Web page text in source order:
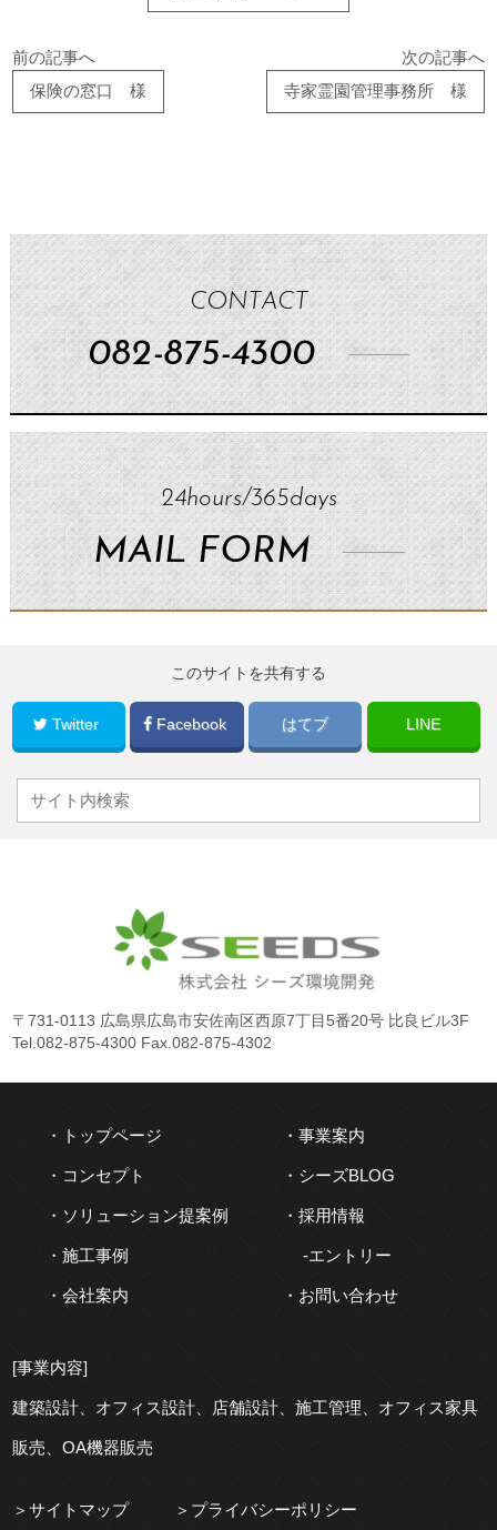
前の記事へ
保険の窓口 様
次の記事へ
寺家霊園管理事務所 様
CONTACT
082-875-4300
24hours/365days
MAIL FORM
このサイトを共有する
Twitter Facebook はてブ LINE
〒731-0113 広島県広島市安佐南区西原7丁目5番20号 比良ビル3F
Tel.082-875-4300 Fax.082-875-4302
トップページ
コンセプト
ソリューション提案例
施工事例
会社案内
事業案内
シーズBLOG
採用情報
エントリー
お問い合わせ
[事業内容]
建築設計、 オフィス設計、 店舗設計、施工管理、 オフィス家具
販売、OA機器販売
サイトマップ プライバシーポリシー